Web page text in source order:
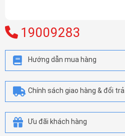
19009283
Hướng dẫn mua hàng
Chính sách giao hàng & đổi trả
Ưu đãi khách hàng